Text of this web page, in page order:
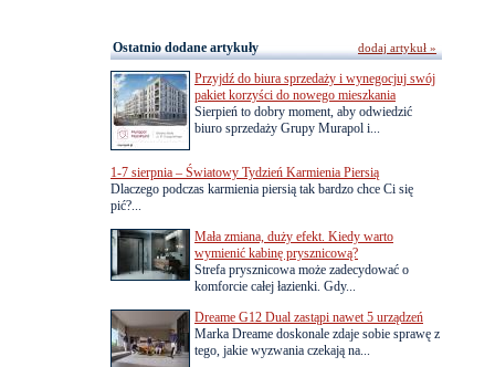
Ostatnio dodane artykuły
Przyjdź do biura sprzedaży i wynegocjuj swój
pakiet korzyści do nowego mieszkania
Sierpień to dobry moment, aby odwiedzić
biuro sprzedaży Grupy Murapol i...
1-7 sierpnia – Światowy Tydzień Karmienia Piersią
Dlaczego podczas karmienia piersią tak bardzo chce Ci się
pić?...
Mała zmiana, duży efekt. Kiedy warto
wymienić kabinę prysznicową?
Strefa prysznicowa może zadecydować o
komforcie całej łazienki. Gdy...
Dreame G12 Dual zastąpi nawet 5 urządzeń
Marka Dreame doskonale zdaje sobie sprawę z
tego, jakie wyzwania czekają na...
dodaj artykuł »